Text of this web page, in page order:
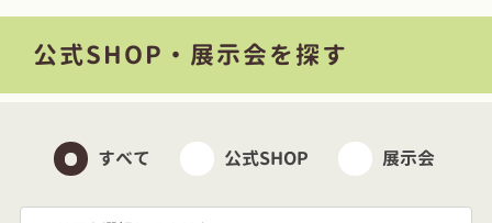
公式SHOP・展示会を探す
すべて 公式SHOP 展示会